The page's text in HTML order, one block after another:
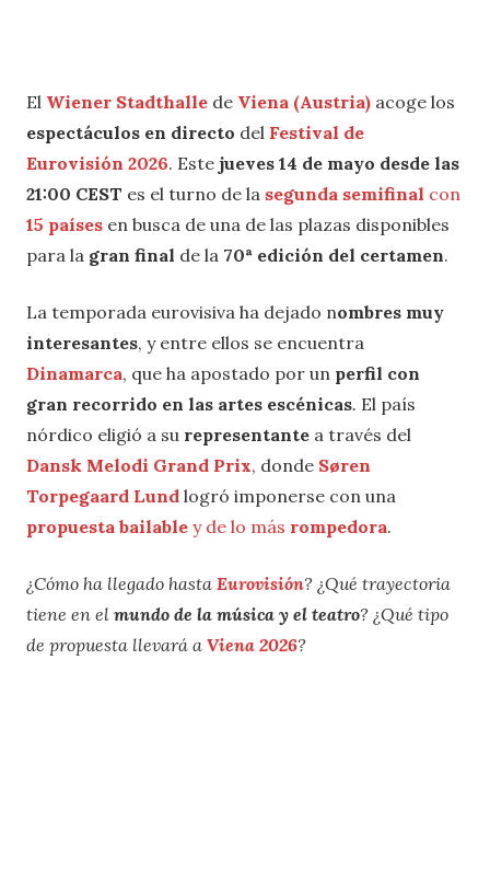
El Wiener Stadthalle de Viena (Austria) acoge los
espectáculos en directo del Festival de
Eurovisión 2026. Este jueves 14 de mayo desde las
21:00 CEST es el turno de la segunda semifinal con
15 países en busca de una de las plazas disponibles
para la gran final de la 70ª edición del certamen.
La temporada eurovisiva ha dejado nombres muy
interesantes, y entre ellos se encuentra
Dinamarca, que ha apostado por un perfil con
gran recorrido en las artes escénicas. El país
nórdico eligió a su representante a través del
Dansk Melodi Grand Prix, donde Søren
Torpegaard Lund logró imponerse con una
propuesta bailable y de lo más rompedora.
¿Cómo ha llegado hasta Eurovisión? ¿Qué trayectoria
tiene en el mundo de la música y el teatro? ¿Qué tipo
de propuesta llevará a Viena 2026?